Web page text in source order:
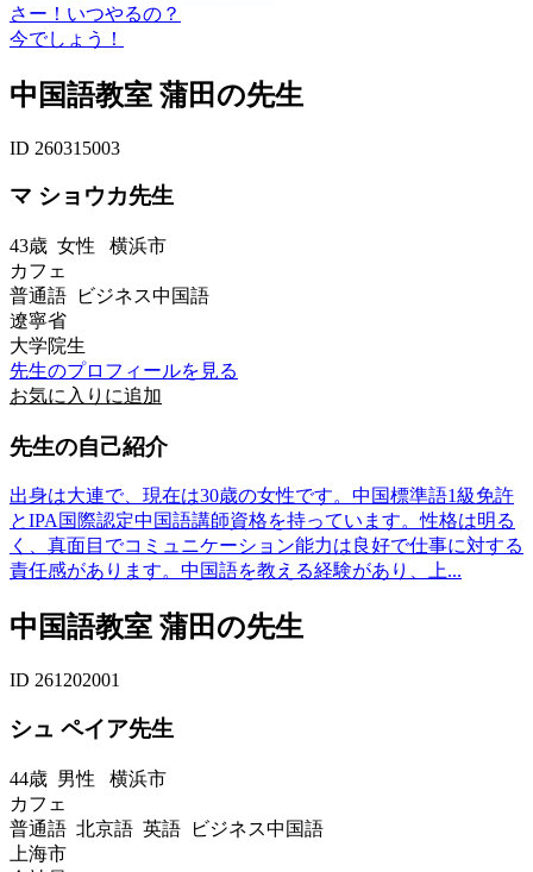
さー！いつやるの？
今でしょう！
中国語教室 蒲田の先生
ID 260315003
マ ショウカ先生
43歳 女性 横浜市
カフェ
普通語 ビジネス中国語
遼寧省
大学院生
先生のプロフィールを見る
お気に入りに追加
先生の自己紹介
出身は大連で、現在は30歳の女性です。中国標準語1級免許
とIPA国際認定中国語講師資格を持っています。性格は明る
く、真面目でコミュニケーション能力は良好で仕事に対する
責任感があります。中国語を教える経験があり、上...
中国語教室 蒲田の先生
ID 261202001
シュ ペイア先生
44歳 男性 横浜市
カフェ
普通語 北京語 英語 ビジネス中国語
上海市